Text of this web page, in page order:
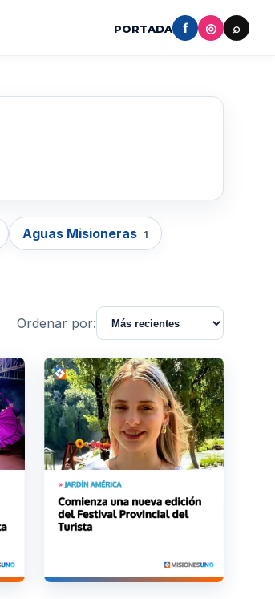
PORTADA f ◎ ⌕
Aguas Misioneras 1
Ordenar por: